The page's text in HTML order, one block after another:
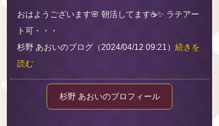
おはようございます🌸 朝活してます☕✨ ラテアー
ト可・・・
杉野 あおいのブログ（2024/04/12 09:21） 続きを
読む
杉野 あおいのプロフィール